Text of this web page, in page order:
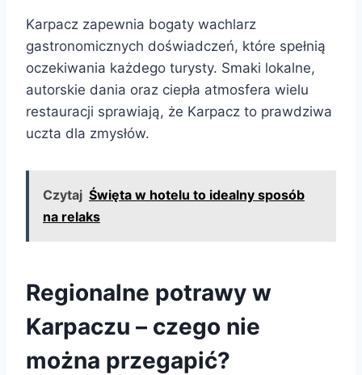
Karpacz zapewnia bogaty wachlarz
gastronomicznych doświadczeń, które spełnią
oczekiwania każdego turysty. Smaki lokalne,
autorskie dania oraz ciepła atmosfera wielu
restauracji sprawiają, że Karpacz to prawdziwa
uczta dla zmysłów.
Czytaj Święta w hotelu to idealny sposób
na relaks
Regionalne potrawy w
Karpaczu – czego nie
można przegapić?